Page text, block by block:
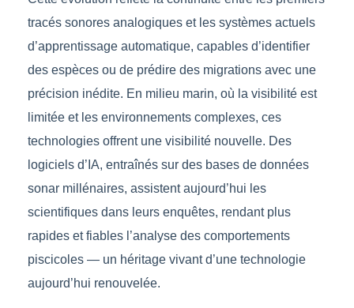
tracés sonores analogiques et les systèmes actuels
d’apprentissage automatique, capables d’identifier
des espèces ou de prédire des migrations avec une
précision inédite. En milieu marin, où la visibilité est
limitée et les environnements complexes, ces
technologies offrent une visibilité nouvelle. Des
logiciels d’IA, entraînés sur des bases de données
sonar millénaires, assistent aujourd’hui les
scientifiques dans leurs enquêtes, rendant plus
rapides et fiables l’analyse des comportements
piscicoles — un héritage vivant d’une technologie
aujourd’hui renouvelée.